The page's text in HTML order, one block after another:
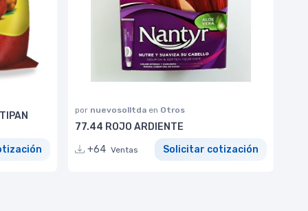
por nuevosolltda en Otros
77.44 ROJO ARDIENTE
+64 Ventas Solicitar cotización